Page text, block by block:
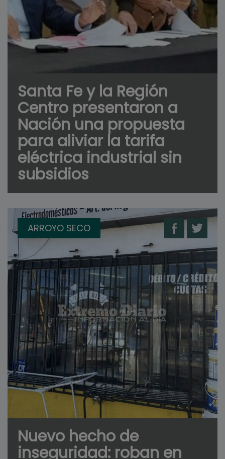
Santa Fe y la Región
Centro presentaron a
Nación una propuesta
para aliviar la tarifa
eléctrica industrial sin
subsidios
ARROYO SECO
Nuevo hecho de
inseguridad: roban en